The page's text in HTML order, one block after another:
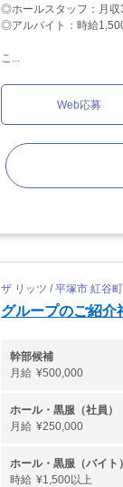
◎ホールスタッフ：月収
◎アルバイト：時給
こ...
Web応募
ザ リッツ / 平塚市 紅谷町
グループのご紹介
幹部候補
月給 ¥500,000
ホール・黒服（社員）
月給 ¥250,000
ホール・黒服（バイト）
時給 ¥1,500以上